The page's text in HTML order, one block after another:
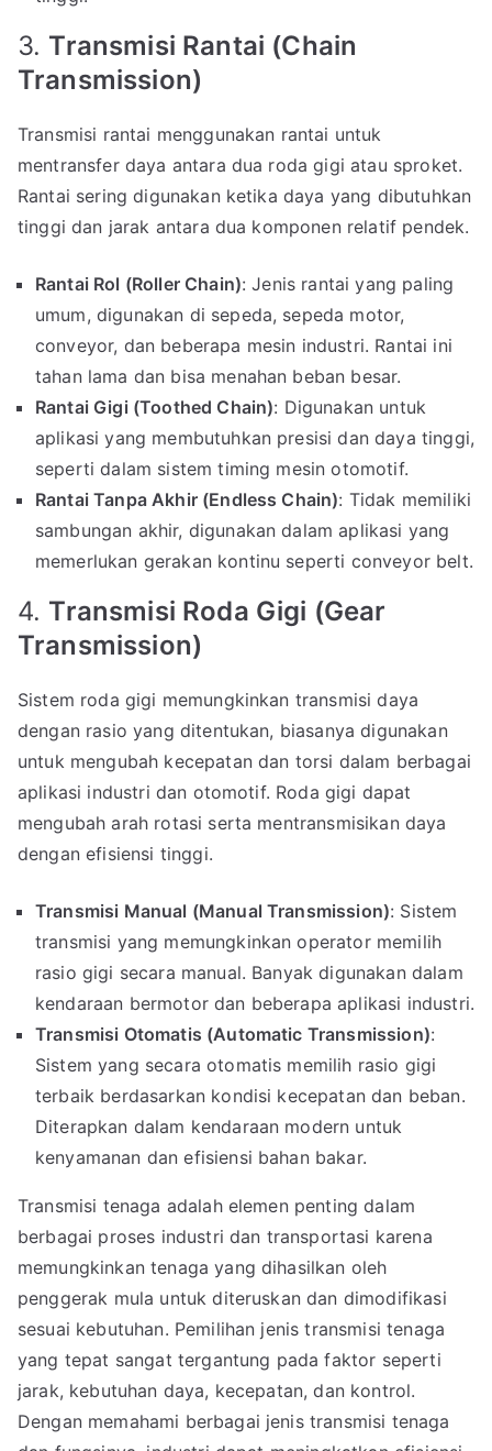
3. Transmisi Rantai (Chain
Transmission)
Transmisi rantai menggunakan rantai untuk
mentransfer daya antara dua roda gigi atau sproket.
Rantai sering digunakan ketika daya yang dibutuhkan
tinggi dan jarak antara dua komponen relatif pendek.
Rantai Rol (Roller Chain): Jenis rantai yang paling
umum, digunakan di sepeda, sepeda motor,
conveyor, dan beberapa mesin industri. Rantai ini
tahan lama dan bisa menahan beban besar.
Rantai Gigi (Toothed Chain): Digunakan untuk
aplikasi yang membutuhkan presisi dan daya tinggi,
seperti dalam sistem timing mesin otomotif.
Rantai Tanpa Akhir (Endless Chain): Tidak memiliki
sambungan akhir, digunakan dalam aplikasi yang
memerlukan gerakan kontinu seperti conveyor belt.
4. Transmisi Roda Gigi (Gear
Transmission)
Sistem roda gigi memungkinkan transmisi daya
dengan rasio yang ditentukan, biasanya digunakan
untuk mengubah kecepatan dan torsi dalam berbagai
aplikasi industri dan otomotif. Roda gigi dapat
mengubah arah rotasi serta mentransmisikan daya
dengan efisiensi tinggi.
Transmisi Manual (Manual Transmission): Sistem
transmisi yang memungkinkan operator memilih
rasio gigi secara manual. Banyak digunakan dalam
kendaraan bermotor dan beberapa aplikasi industri.
Transmisi Otomatis (Automatic Transmission):
Sistem yang secara otomatis memilih rasio gigi
terbaik berdasarkan kondisi kecepatan dan beban.
Diterapkan dalam kendaraan modern untuk
kenyamanan dan efisiensi bahan bakar.
Transmisi tenaga adalah elemen penting dalam
berbagai proses industri dan transportasi karena
memungkinkan tenaga yang dihasilkan oleh
penggerak mula untuk diteruskan dan dimodifikasi
sesuai kebutuhan. Pemilihan jenis transmisi tenaga
yang tepat sangat tergantung pada faktor seperti
jarak, kebutuhan daya, kecepatan, dan kontrol.
Dengan memahami berbagai jenis transmisi tenaga